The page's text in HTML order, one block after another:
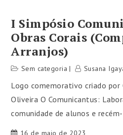
I Simpósio
Obras Corais
Arranjos)
Sem categoria Susana
Logo comemorativo criado por
Oliveira O Comunicantus:
comunidade de alunos e
16 de maio de 2023